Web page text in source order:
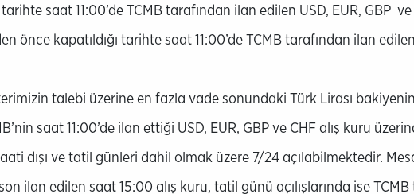
saat 11:00’de TCMB tarafından ilan edilen USD, EUR, GBP
önce kapatıldığı tarihte saat 11:00’de TCMB tarafından ilan
talebi üzerine en fazla vade sonundaki Türk Lirası
saat 11:00’de ilan ettiği USD, EUR, GBP ve CHF alış kuru
dışı ve tatil günleri dahil olmak üzere 7/24 açılabilmektedir.
ilan edilen saat 15:00 alış kuru, tatil günü açılışlarında ise